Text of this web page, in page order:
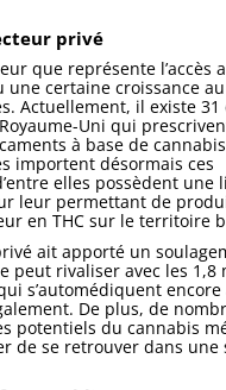
privé
que représente l’accès
une certaine croissance
Actuellement, il existe 31
Uni qui
à base de
importent désormais ces
elles possèdent une
leur permettant de
en THC sur le territoire
ait apporté un
peut rivaliser avec les 1,8
s’automédiquent encore
De plus, de
potentiels du cannabis
de se retrouver dans une